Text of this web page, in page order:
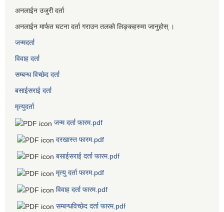
अनलाईन उजुरी दर्ता
अनलाईन मार्फत घटना दर्ता गराउन तलको लिङ्कहरुमा जानुहोस् ।
जन्मदर्ता
विवाह दर्ता
सम्बन्ध विच्छेद दर्ता
बसाईसराई दर्ता
मृत्युदर्ता
जन्म दर्ता फारम.pdf
दरखास्त फारम.pdf
बसाईसराई दर्ता फारम.pdf
मृत्यु दर्ता फारम.pdf
विवाह दर्ता फारम.pdf
सम्बन्धविच्छेद दर्ता फारम.pdf